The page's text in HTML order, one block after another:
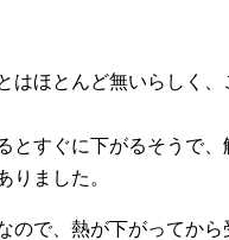
はほとんど無いらしく
とすぐに下がるそうで
りました。
ので、熱が下がってか